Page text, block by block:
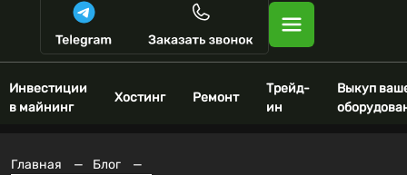
Инвестиции
в майнинг
Хостинг Ремонт
Трейд-
ин
Выкуп
Главная — Блог
—